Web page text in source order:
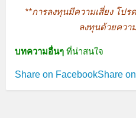
**การลงทุนมีความเสี่ยง โปร
ลงทุนด้วยควา
บทความอื่นๆ ที่น่าสนใจ
Share on FacebookShare